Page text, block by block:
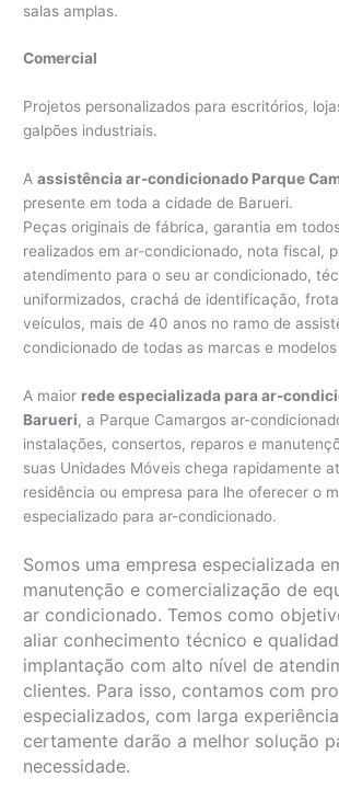
salas amplas.
Comercial
Projetos personalizados para escritórios,
galpões industriais.
Aassistência ar-condicionado Parque
presente em toda a cidade de Barueri.
Peças originais de fábrica, garantia em
realizados em ar-condicionado, nota fiscal,
atendimento para o seu ar condicionado,
uniformizados, crachá de identificação,
veículos, mais de 40 anos no ramo de
condicionado de todas as marcas e
A maior rede especializada para ar-
Barueri, a Parque Camargos ar-
instalações, consertos, reparos e
suas Unidades Móveis chega rapidamente
residência ou empresa para lhe oferecer o
especializado para ar-condicionado.
Somos uma empresa especializada
manutenção e comercialização de
ar condicionado. Temos como
aliar conhecimento técnico e
implantação com alto nível de
clientes. Para isso, contamos com
especializados, com larga
certamente darão a melhor solução
necessidade.